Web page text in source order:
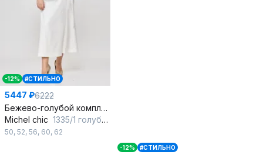
-12% #СТИЛЬНО
5447 ₽6222
Бежево-голубой комплект из жакета и брюки-кюлоты
Michel chic 1335/1 голубой,белый
50, 52, 56, 60, 62
-12% #СТИЛЬНО